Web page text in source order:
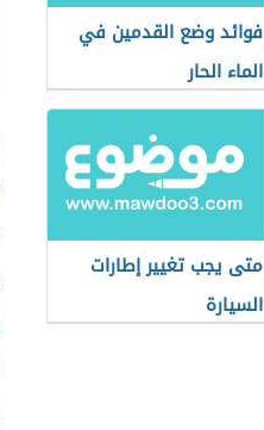
فوائد وضع القدمين في
الماء الحار
متى يجب تغيير إطارات
السيارة